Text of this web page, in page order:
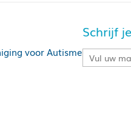
voor Autisme
Schrijf